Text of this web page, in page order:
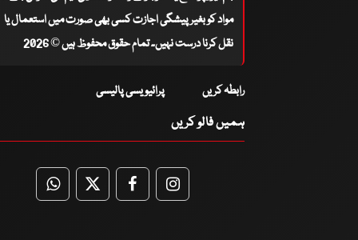
مواد کو بغیر پیشگی اجازت کسی بھی صورت میں استعمال یا
نقل کرنا درست نہیں۔ تمام حقوق محفوظ ہیں © 2026
رابطہ کریں پرائیویسی پالیسی
ہمیں فالو کریں
WhatsApp
TwitterFacebookFacebook